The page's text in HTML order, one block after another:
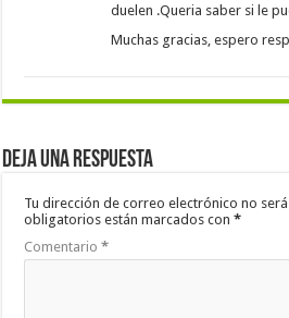
duelen .Queria saber si le
Muchas gracias, espero
Deja una respuesta
Tu dirección de correo electrónico no
obligatorios están marcados con*
Comentario*